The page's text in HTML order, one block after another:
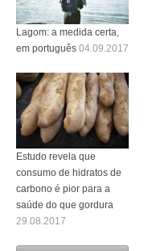
Lagom: a medida certa,
em português 04.09.2017
Estudo revela que
consumo de hidratos de
carbono é pior para a
saúde do que gordura
29.08.2017